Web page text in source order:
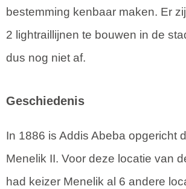
bestemming kenbaar maken. Er
2 lightraillijnen te bouwen in de
dus nog niet af.
Geschiedenis
In 1886 is Addis Abeba opgericht
Menelik II. Voor deze locatie van
had keizer Menelik al 6 andere